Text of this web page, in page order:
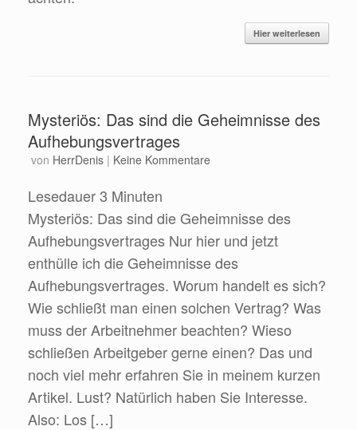
Hier weiterlesen
Mysteriös: Das sind die Geheimnisse des
Aufhebungsvertrages
von HerrDenis | Keine Kommentare
Lesedauer3 Minuten
Mysteriös: Das sind die Geheimnisse des
Aufhebungsvertrages Nur hier und jetzt
enthülle ich die Geheimnisse des
Aufhebungsvertrages. Worum handelt es sich?
Wie schließt man einen solchen Vertrag? Was
muss der Arbeitnehmer beachten? Wieso
schließen Arbeitgeber gerne einen? Das und
noch viel mehr erfahren Sie in meinem kurzen
Artikel. Lust? Natürlich haben Sie Interesse.
Also: Los […]